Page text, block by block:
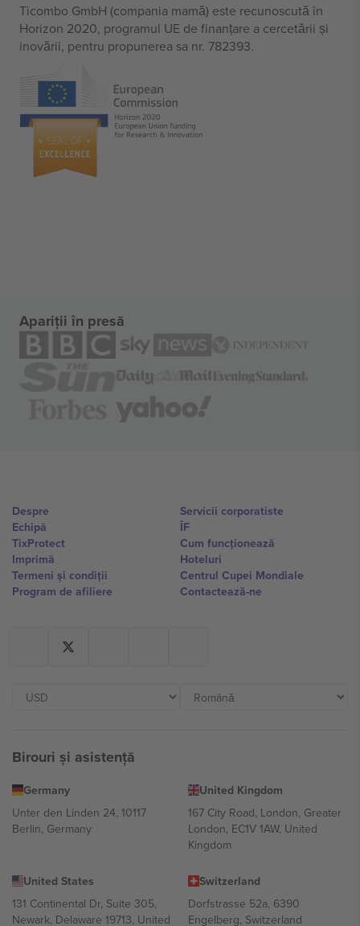
Ticombo GmbH (compania mamă) este recunoscută în
Horizon 2020, programul UE de finanțare a cercetării și
inovării, pentru propunerea sa nr. 782393.
Apariții în presă
Despre
Echipă
TixProtect
Imprimă
Termeni și condiții
Program de afiliere
Servicii corporatiste
ÎF
Cum funcționează
Hoteluri
Centrul Cupei Mondiale
Contactează-ne
Birouri și asistență
Germany
Unter den Linden 24, 10117
Berlin, Germany
United Kingdom
167 City Road, London, Greater
London, EC1V 1AW, United
Kingdom
United States
131 Continental Dr, Suite 305,
Newark, Delaware 19713, United
Switzerland
Dorfstrasse 52a, 6390
Engelberg, Switzerland